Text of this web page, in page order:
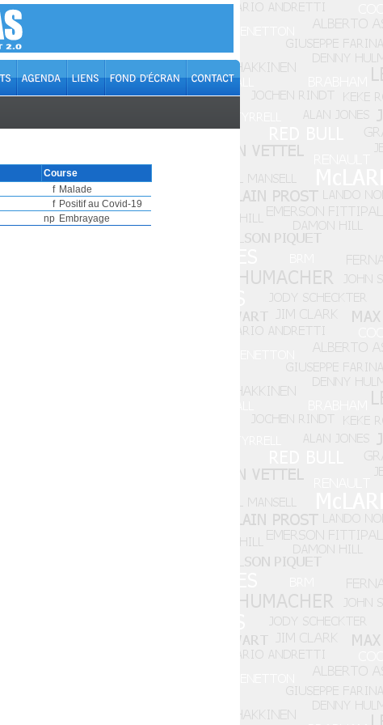
Course
f Malade
f Positif au Covid-19
np Embrayage